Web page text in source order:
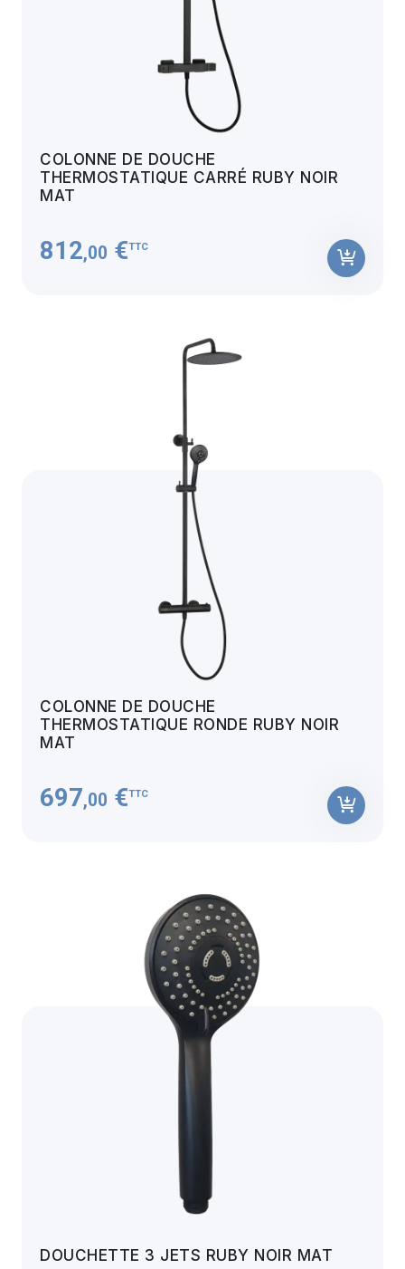
COLONNE DE DOUCHE
THERMOSTATIQUE CARRÉ RUBY NOIR
MAT
812,00 €TTC
COLONNE DE DOUCHE
THERMOSTATIQUE RONDE RUBY NOIR
MAT
697,00 €TTC
DOUCHETTE 3 JETS RUBY NOIR MAT